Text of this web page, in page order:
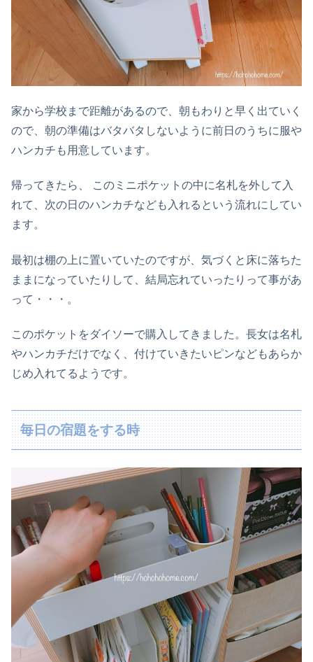
家から学校まで距離があるので、朝もわりと早く出ていく
ので、朝の準備はバタバタしないように前日のうちに服や
ハンカチも用意しています。
帰ってきたら、 このミニポケットの中に名札を外して入
れて、次の日のハンカチなども入れるという流れにしてい
ます。
最初は棚の上に置いていたのですが、気づくと床に落ちた
ままになっていたりして、結局忘れていったりって事があ
って・・・。
このポケットをダイソーで購入してきました。長女は名札
やハンカチだけでなく、付けていきたいピンなどもあらか
じめ入れてるようです。
毎日の宿題をする時